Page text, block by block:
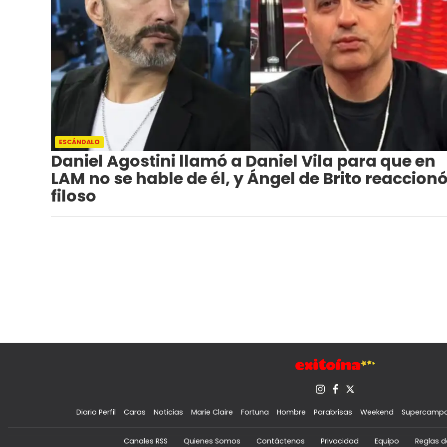
ESCÁNDALO
Daniel Agostini llamó a Daniel Vila para que en
LAM no se hable de él, y Ángel de Brito
filoso
Diario Perfil Caras Noticias Marie Claire Fortuna Hombre Parabrisas Weekend
Canales RSS Quienes Somos Contáctenos Privacidad Equipo Reglas